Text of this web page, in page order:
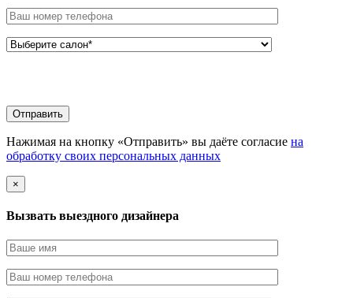
Нажимая на кнопку «Отправить» вы даёте согласие на
обработку своих персональных данных
×
Вызвать выездного дизайнера